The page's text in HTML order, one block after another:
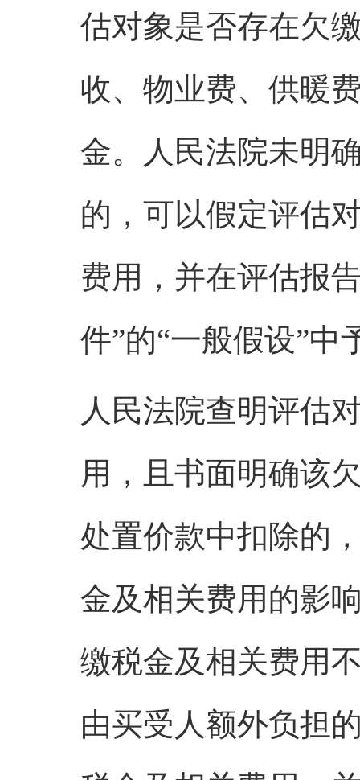
估对象是否存在欠
收、物业费、供暖
金。人民法院未明
的，可以假定评估
费用，并在评估报
件”的“一般假设”中
人民法院查明评估
用，且书面明确该
处置价款中扣除的
金及相关费用的影
缴税金及相关费用
由买受人额外负担